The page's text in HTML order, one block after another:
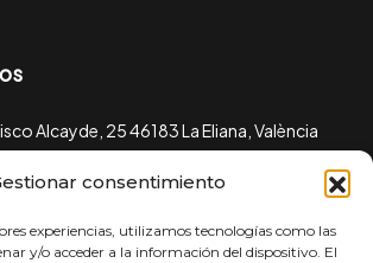
consentimiento
experiencias, utilizamos tecnologías como las
y/o acceder a la información del dispositivo. El
Alcayde, 25 46183 La Eliana, València